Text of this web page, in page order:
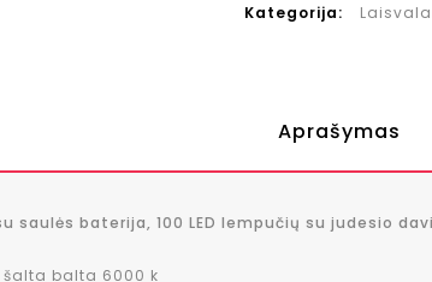
Kategorija:
Aprašymas
saulės baterija, 100 LED lempučių su judesio
balta 6000 k